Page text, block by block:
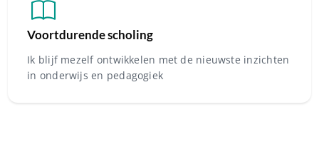
Voortdurende scholing
Ik blijf mezelf ontwikkelen met de nieuwste inzichten
in onderwijs en pedagogiek